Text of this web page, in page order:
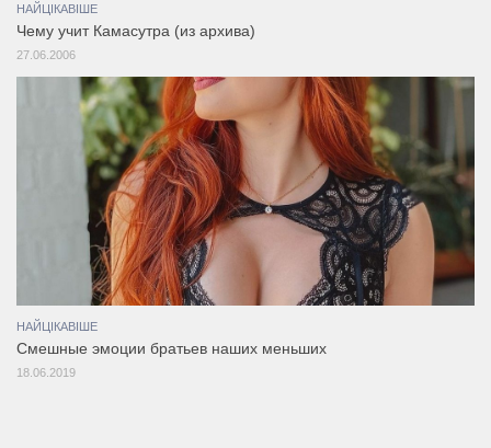
НАЙЦІКАВІШЕ
Чему учит Камасутра (из архива)
27.06.2006
НАЙЦІКАВІШЕ
Смешные эмоции братьев наших меньших
18.06.2019